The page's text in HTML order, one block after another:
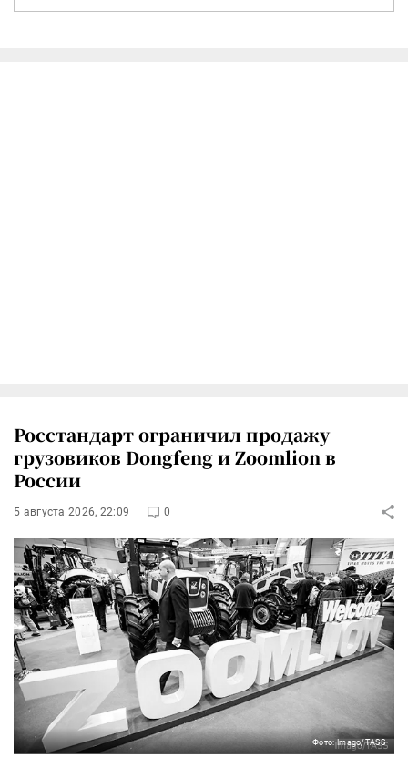
Росстандарт ограничил продажу
грузовиков Dongfeng и Zoomlion в
России
5 августа 2026, 22:09 0
Фото: Imago/TASS